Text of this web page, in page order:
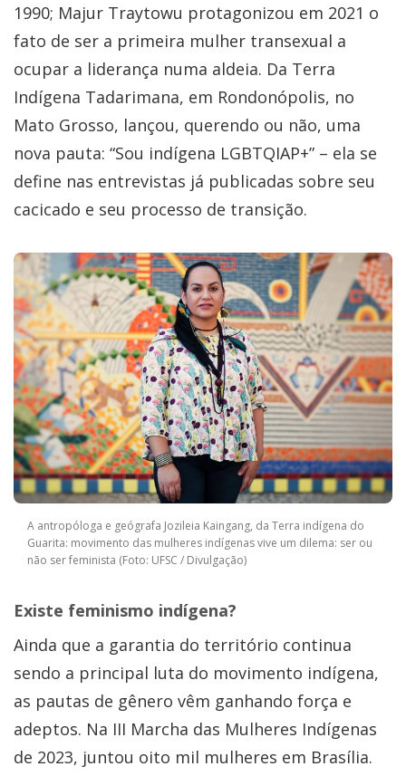
1990; Majur Traytowu protagonizou em 2021 o
fato de ser a primeira mulher transexual a
ocupar a liderança numa aldeia. Da Terra
Indígena Tadarimana, em Rondonópolis, no
Mato Grosso, lançou, querendo ou não, uma
nova pauta: “Sou indígena LGBTQIAP+” – ela se
define nas entrevistas já publicadas sobre seu
cacicado e seu processo de transição.
A antropóloga e geógrafa Jozileia Kaingang, da Terra indígena do
Guarita: movimento das mulheres indígenas vive um dilema: ser ou
não ser feminista (Foto: UFSC / Divulgação)
Existe feminismo indígena?
Ainda que a garantia do território continua
sendo a principal luta do movimento indígena,
as pautas de gênero vêm ganhando força e
adeptos. Na III Marcha das Mulheres Indígenas
de 2023, juntou oito mil mulheres em Brasília.